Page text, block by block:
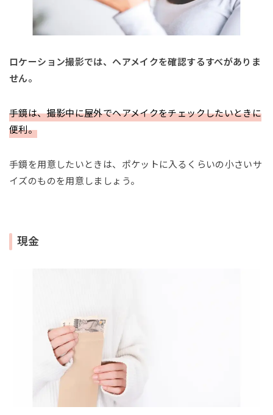
ロケーション撮影では、ヘアメイクを確認するすべがありま
せん。
手鏡は、撮影中に屋外でヘアメイクをチェックしたいときに
便利。
手鏡を用意したいときは、ポケットに入るくらいの小さいサ
イズのものを用意しましょう。
現金